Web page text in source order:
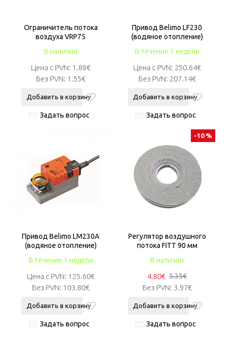
В наличии
Ограничитель потока
воздуха VRP75
Цена с PVN: 1.88€
Без PVN: 1.55€
Добавить в корзину
Задать вопрос
В течение 1 недели
Привод Belimo LF230
(водяное отопление)
Цена с PVN: 250.64€
Без PVN: 207.14€
Добавить в корзину
Задать вопрос
В течение 1 недели
Привод Belimo LM230A
(водяное отопление)
Цена с PVN: 125.60€
Без PVN: 103.80€
Добавить в корзину
Задать вопрос
-10 %
В наличии
Регулятор воздушного
потока FITT 90 мм
4.80€ 5.35€
Без PVN: 3.97€
Добавить в корзину
Задать вопрос